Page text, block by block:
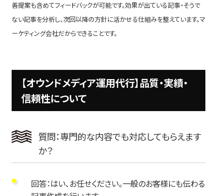
善提案も含めてフィードバックが可能です。効果が出ている記事・そうで
ない記事を分析し、次回以降の方針に活かせる仕組みを整えています。マ
ーケティング会社だからできることです。
【オウンドメディア運用代行】品質・実績・
信頼性について
質問：専門的な内容でも対応してもらえます
か？
回答：はい、お任せください。一般のお客様にも伝わる